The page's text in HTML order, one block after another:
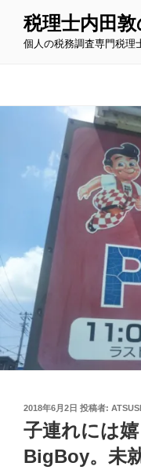
税理士内田
個人の税務調査専門税理
投
稿
日:
2018年6月2日 投稿者:
子連れには
BigBoy。未